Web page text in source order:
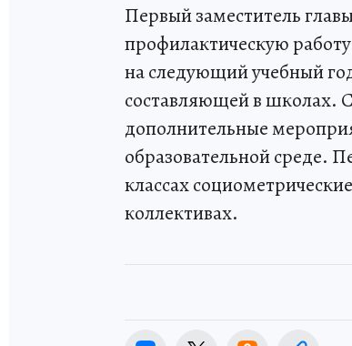
Первый заместитель
профилактическую
на следующий учебный
составляющей в школах.
дополнительные
образовательной среде.
классах
коллективах.